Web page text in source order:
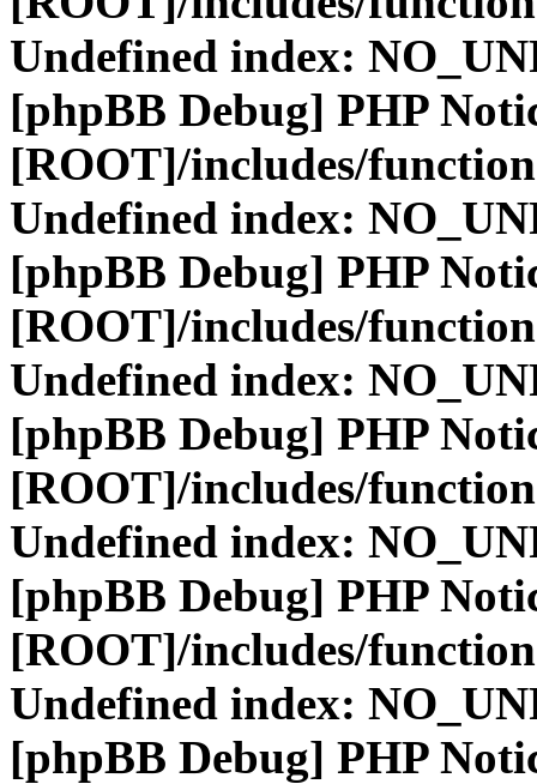
Undefined index:
[phpBB Debug] PHP
[ROOT]/includes/
Undefined index:
[phpBB Debug] PHP
[ROOT]/includes/
Undefined index:
[phpBB Debug] PHP
[ROOT]/includes/
Undefined index:
[phpBB Debug] PHP
[ROOT]/includes/
Undefined index:
[phpBB Debug] PHP